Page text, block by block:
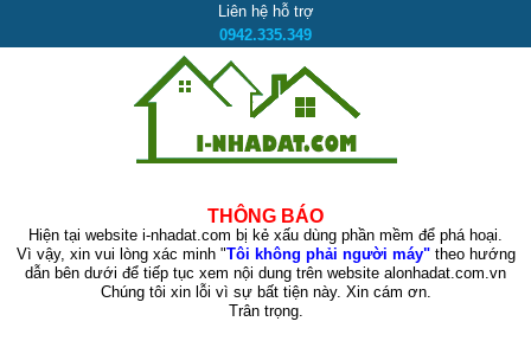
Liên hệ hỗ trợ
0942.335.349
THÔNG BÁO
Hiện tại website i-nhadat.com bị kẻ xấu dùng phần mềm để phá hoại.
Vì vậy, xin vui lòng xác minh "Tôi không phải người máy"theo hướng
dẫn bên dưới để tiếp tục xem nội dung trên website alonhadat.com.vn
Chúng tôi xin lỗi vì sự bất tiện này. Xin cám ơn.
Trân trọng.